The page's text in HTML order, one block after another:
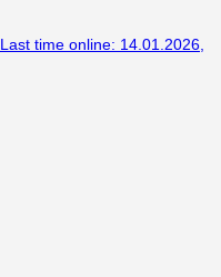
Last time online: 14.01.2026,